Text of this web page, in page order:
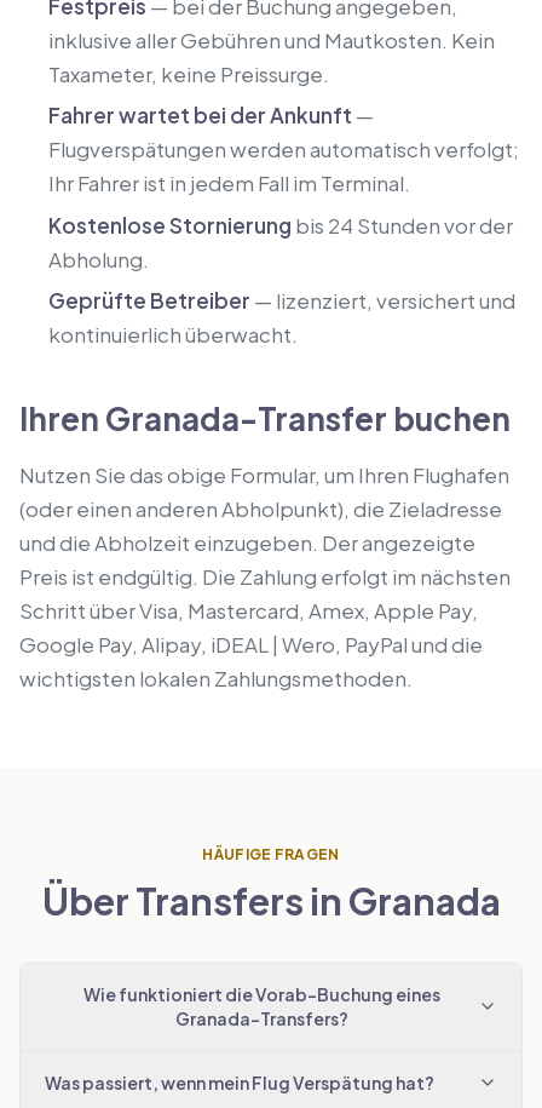
Festpreis — bei der Buchung angegeben,
inklusive aller Gebühren und Mautkosten. Kein
Taxameter, keine Preissurge.
Fahrer wartet bei der Ankunft —
Flugverspätungen werden automatisch verfolgt;
Ihr Fahrer ist in jedem Fall im Terminal.
Kostenlose Stornierung bis 24 Stunden vor der
Abholung.
Geprüfte Betreiber — lizenziert, versichert und
kontinuierlich überwacht.
Ihren Granada-Transfer buchen
Nutzen Sie das obige Formular, um Ihren Flughafen
(oder einen anderen Abholpunkt), die Zieladresse
und die Abholzeit einzugeben. Der angezeigte
Preis ist endgültig. Die Zahlung erfolgt im nächsten
Schritt über Visa, Mastercard, Amex, Apple Pay,
Google Pay, Alipay, iDEAL | Wero, PayPal und die
wichtigsten lokalen Zahlungsmethoden.
HÄUFIGE FRAGEN
Über Transfers in Granada
Wie funktioniert die Vorab-Buchung eines
Granada-Transfers?
Was passiert, wenn mein Flug Verspätung hat?